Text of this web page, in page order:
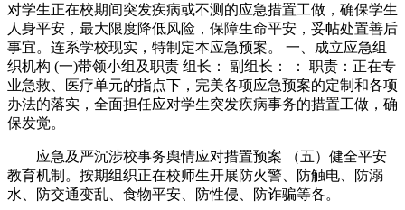
对学生正在校期间突发疾病或不测的应急措置工做，确保学生
人身平安，最大限度降低风险，保障生命平安，妥帖处置善后
事宜。连系学校现实，特制定本应急预案。 一、成立应急组
织机构 (一)带领小组及职责 组长： 副组长： ： 职责：正在专
业急救、医疗单元的指点下，完美各项应急预案的定制和各项
办法的落实，全面担任应对学生突发疾病事务的措置工做，确
保发觉。
应急及严沉涉校事务舆情应对措置预案 （五）健全平安
教育机制。按期组织正在校师生开展防火警、防触电、防溺
水、防交通变乱、食物平安、防性侵、防诈骗等各。